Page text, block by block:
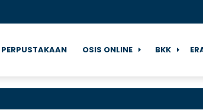
PERPUSTAKAAN OSIS ONLINE BKK